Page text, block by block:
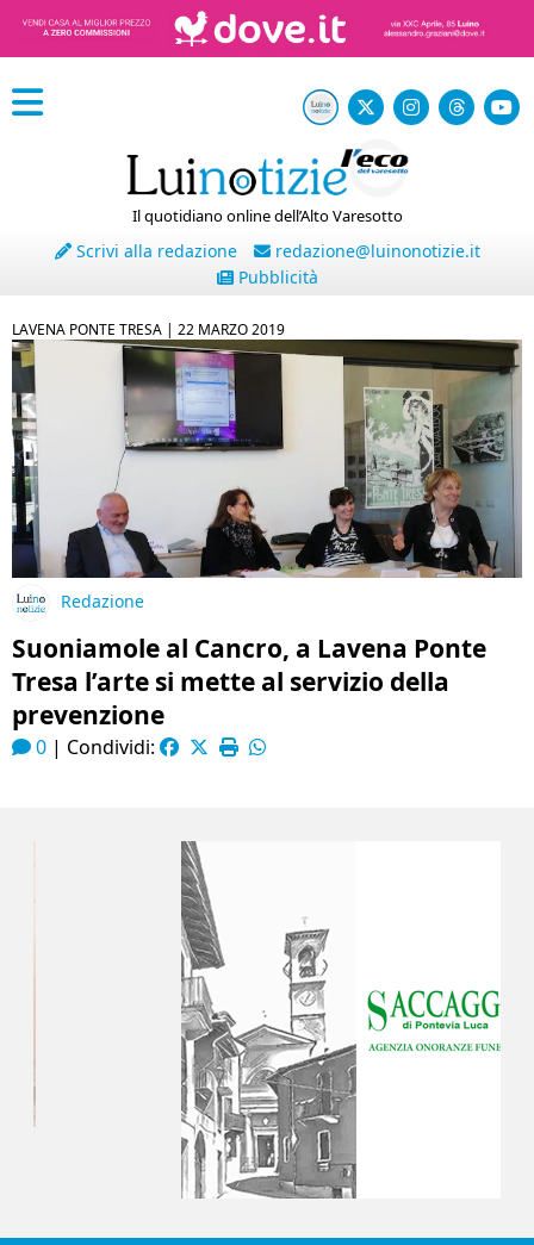
Il quotidiano online dell’Alto Varesotto
Scrivi alla redazione
redazione@luinonotizie.it
Pubblicità
LAVENA PONTE TRESA | 22 MARZO 2019
Redazione
Suoniamole al Cancro, a Lavena Ponte
Tresa l’arte si mette al servizio della
prevenzione
0 | Condividi: